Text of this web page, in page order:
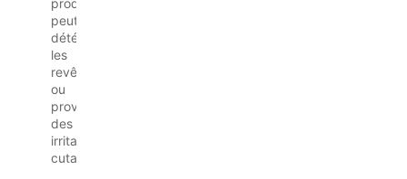
produits
peut
détériorer
les
revêtements
ou
provoquer
des
irritations
cutanées.